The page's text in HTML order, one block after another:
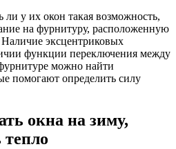
ли у их окон такая возможность,
на фурнитуру, расположенную
эксцентриковых
функции переключения между
можно найти
помогают определить силу
окна на зиму,